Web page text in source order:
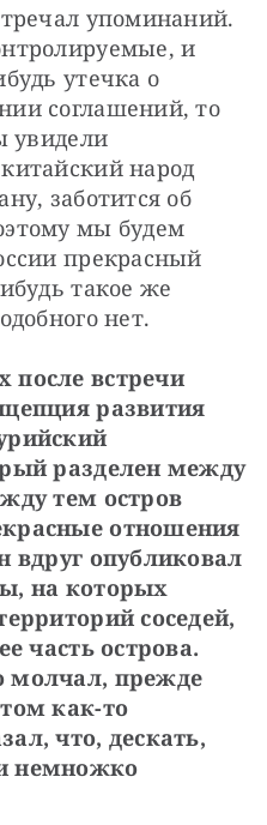
упоминаний.
и
утечка о
соглашений, то
увидели
народ
заботится об
мы будем
прекрасный
такое же
нет.
встречи
развития
разделен между
тем остров
отношения
вдруг опубликовал
на которых
соседей,
часть острова.
молчал, прежде
как-то
что, дескать,
немножко